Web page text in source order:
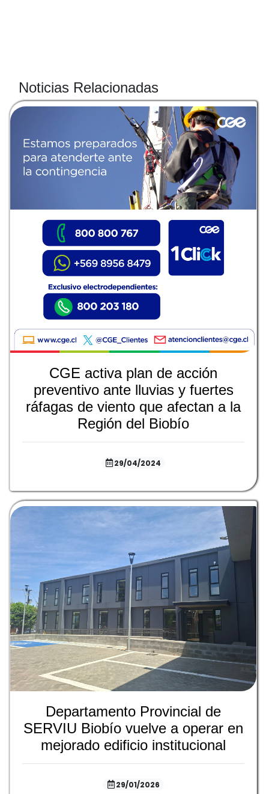
Noticias Relacionadas
CGE activa plan de acción
preventivo ante lluvias y fuertes
ráfagas de viento que afectan a la
Región del Biobío
29/04/2024
Departamento Provincial de
SERVIU Biobío vuelve a operar en
mejorado edificio institucional
29/01/2026